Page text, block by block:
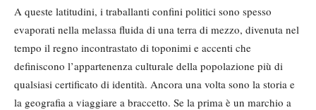
A queste latitudini, i traballanti confini politici sono spesso
evaporati nella melassa fluida di una terra di mezzo, divenuta nel
tempo il regno incontrastato di toponimi e accenti che
definiscono l’appartenenza culturale della popolazione più di
qualsiasi certificato di identità. Ancora una volta sono la storia e
la geografia a viaggiare a braccetto. Se la prima è un marchio a